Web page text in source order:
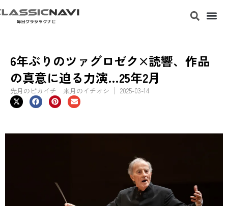
6年ぶりのツァグロゼク×読響、作品
の真意に迫る力演…25年2月
先月のピカイチ 来月のイチオシ 2025-03-14